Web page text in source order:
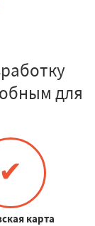
для
✔
карта